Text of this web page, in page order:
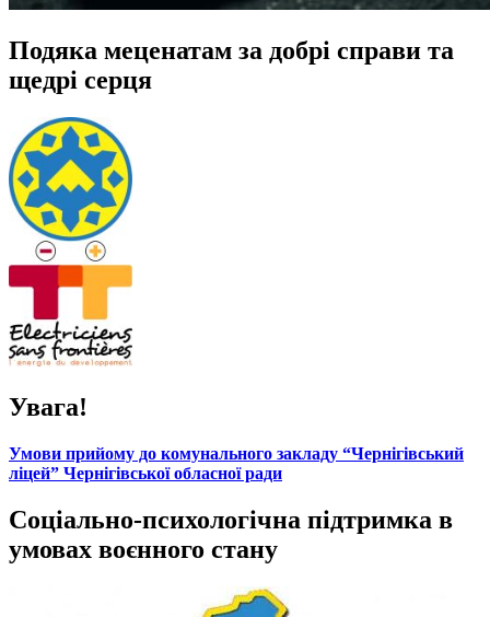
Подяка меценатам за добрі справи та
щедрі серця
Увага!
Умови прийому до комунального закладу “Чернігівський
ліцей” Чернігівської обласної ради
Соціально-психологічна підтримка в
умовах воєнного стану